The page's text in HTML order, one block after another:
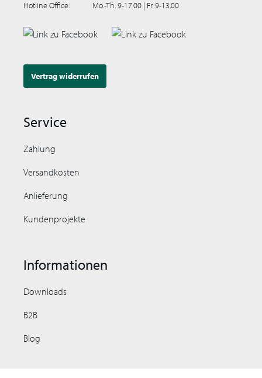
Hotline Office: Mo.-Th. 9-17.00 | Fr. 9-13.00
Vertrag widerrufen
Service
Zahlung
Versandkosten
Anlieferung
Kundenprojekte
Informationen
Downloads
B2B
Blog